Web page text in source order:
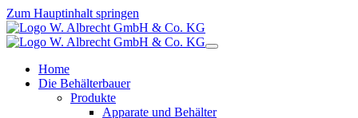
Zum Hauptinhalt springen
Home
Die Behälterbauer
Produkte
Apparate und Behälter